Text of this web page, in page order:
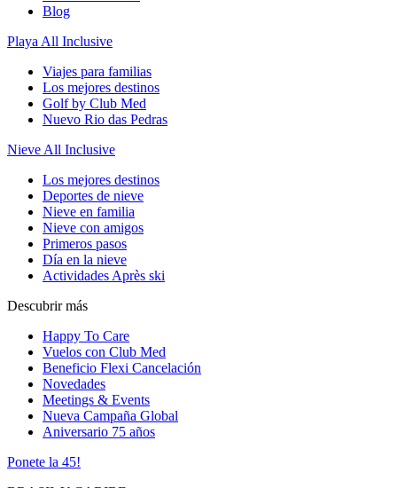
Blog
Playa All Inclusive
Viajes para familias
Los mejores destinos
Golf by Club Med
Nuevo Rio das Pedras
Nieve All Inclusive
Los mejores destinos
Deportes de nieve
Nieve en familia
Nieve con amigos
Primeros pasos
Día en la nieve
Actividades Après ski
Descubrir más
Happy To Care
Vuelos con Club Med
Beneficio Flexi Cancelación
Novedades
Meetings & Events
Nueva Campaña Global
Aniversario 75 años
Ponete la 45!